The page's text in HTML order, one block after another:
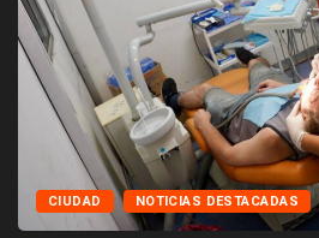
CIUDAD NOTICIAS DESTACADAS